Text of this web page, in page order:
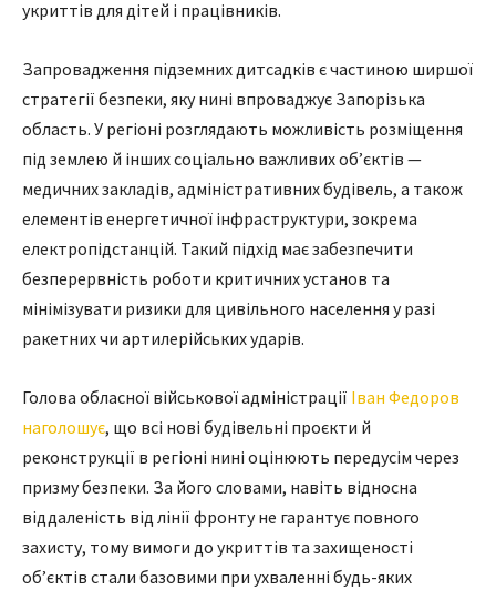
укриттів для дітей і працівників.
Запровадження підземних дитсадків є частиною ширшої
стратегії безпеки, яку нині впроваджує Запорізька
область. У регіоні розглядають можливість розміщення
під землею й інших соціально важливих об’єктів —
медичних закладів, адміністративних будівель, а також
елементів енергетичної інфраструктури, зокрема
електропідстанцій. Такий підхід має забезпечити
безперервність роботи критичних установ та
мінімізувати ризики для цивільного населення у разі
ракетних чи артилерійських ударів.
Голова обласної військової адміністрації Іван Федоров
наголошує, що всі нові будівельні проєкти й
реконструкції в регіоні нині оцінюють передусім через
призму безпеки. За його словами, навіть відносна
віддаленість від лінії фронту не гарантує повного
захисту, тому вимоги до укриттів та захищеності
об’єктів стали базовими при ухваленні будь-яких